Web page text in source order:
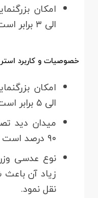
الی ۳ برابر است
خصوصیات و کاربرد
الی ۵ برابر است
۹۰ درصد است
نوع عدسی
زیاد آن
نقل نمود.